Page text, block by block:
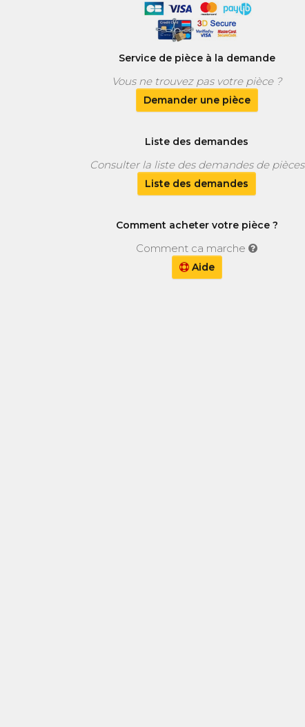
Service de pièce à la demande
Vous ne trouvez pas votre pièce ?
Demander une pièce
Liste des demandes
Consulter la liste des demandes de pièces
Liste des demandes
Comment acheter votre pièce ?
Comment ca marche
Aide